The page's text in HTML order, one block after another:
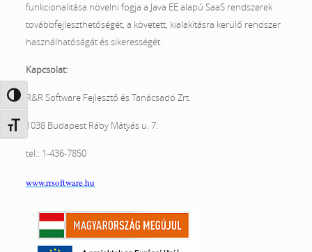
Nagy kontraszt váltása
Betűméret váltása
funkcionalitása növelni fogja a Java EE alapú SaaS rendszerek
továbbfejleszthetőségét, a követett, kialakításra kerülő rendszer
használhatóságát és sikerességét.
Kapcsolat:
R&R Software Fejlesztő és Tanácsadó Zrt.
1038 Budapest Ráby Mátyás u. 7.
tel.: 1-436-7850
www.rrsoftware.hu